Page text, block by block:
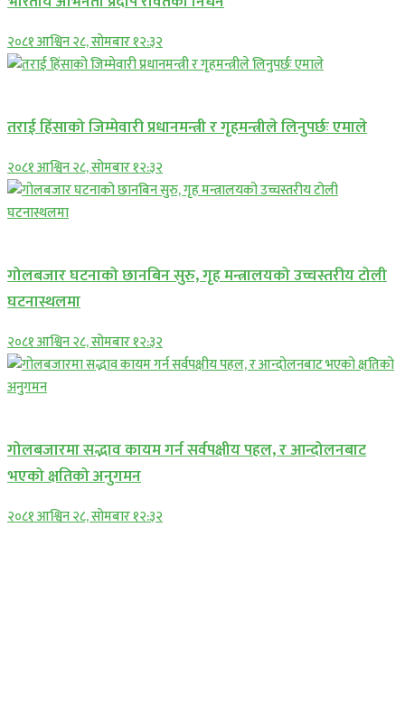
२०८१ आश्विन २८, सोमबार १२:३२
तराई हिंसाको जिम्मेवारी प्रधानमन्त्री र गृहमन्त्रीले लिनुपर्छः एमाले
२०८१ आश्विन २८, सोमबार १२:३२
गोलबजार घटनाको छानबिन सुरु, गृह मन्त्रालयको उच्चस्तरीय टोली
घटनास्थलमा
२०८१ आश्विन २८, सोमबार १२:३२
गोलबजारमा सद्भाव कायम गर्न सर्वपक्षीय पहल, र आन्दोलनबाट
भएको क्षतिको अनुगमन
२०८१ आश्विन २८, सोमबार १२:३२